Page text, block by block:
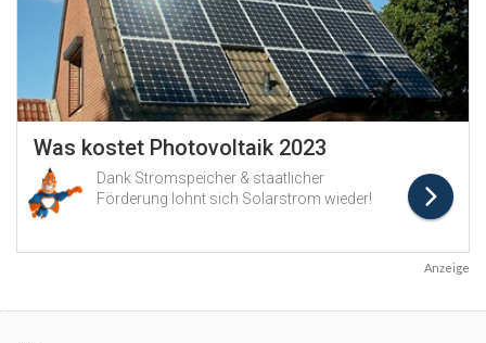
Anzeige